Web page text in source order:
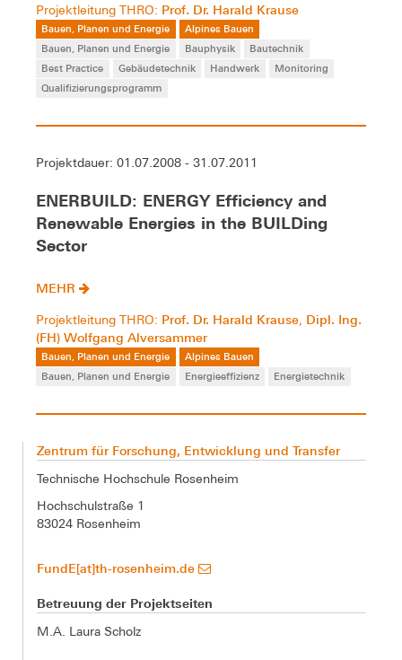
Projektleitung THRO: Prof. Dr. Harald Krause
Bauen, Planen und Energie
Alpines Bauen
Bauen, Planen und Energie
Bauphysik
Bautechnik
Best Practice
Gebäudetechnik Handwerk
Monitoring
Qualifizierungsprogramm
Projektdauer: 01.07.2008 - 31.07.2011
ENERBUILD: ENERGY Efficiency and
Renewable Energies in the BUILDing
Sector
MEHR
Projektleitung THRO: Prof. Dr. Harald Krause, Dipl. Ing.
(FH) Wolfgang Alversammer
Bauen, Planen und Energie
Alpines Bauen
Bauen, Planen und Energie
Energieeffizienz Energietechnik
Zentrum für Forschung, Entwicklung und Transfer
Technische Hochschule Rosenheim
Hochschulstraße 1
83024 Rosenheim
FundE[at]th-rosenheim.de
Betreuung der Projektseiten
M.A. Laura Scholz